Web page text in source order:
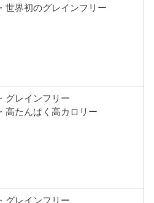
・世界初のグレインフリー
・グレインフリー
・高たんぱく高カロリー
・グレインフリー